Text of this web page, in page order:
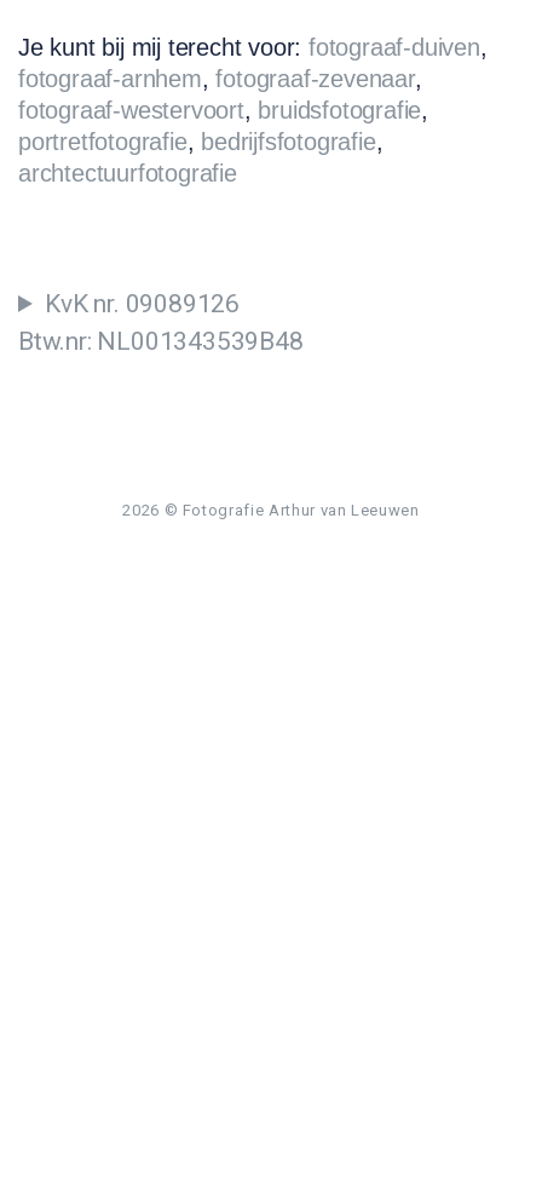
Je kunt bij mij terecht voor:fotograaf-duiven,
fotograaf-arnhem,fotograaf-zevenaar,
fotograaf-westervoort, bruidsfotografie,
portretfotografie, bedrijfsfotografie,
archtectuurfotografie
KvK nr. 09089126
Btw.nr: NL001343539B48
2026 © Fotografie Arthur van Leeuwen